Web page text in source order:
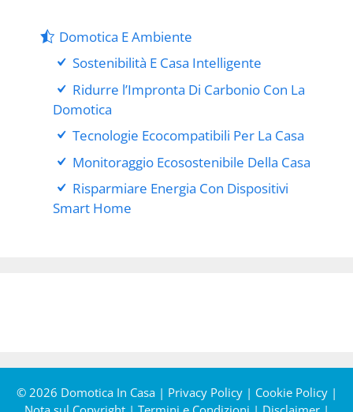
Domotica E Ambiente
Sostenibilità E Casa Intelligente
Ridurre l’Impronta Di Carbonio Con La
Domotica
Tecnologie Ecocompatibili Per La Casa
Monitoraggio Ecosostenibile Della Casa
Risparmiare Energia Con Dispositivi
Smart Home
© 2026 Domotica In Casa | Privacy Policy| Cookie Policy|